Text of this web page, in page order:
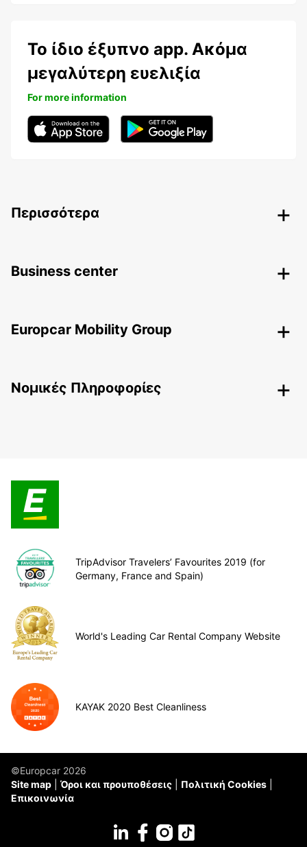
Το ίδιο έξυπνο app. Ακόμα
μεγαλύτερη ευελιξία
For more information
Περισσότερα
Business center
Europcar Mobility Group
Nομικές Πληροφορίες
TripAdvisor Travelers’ Favourites 2019 (for
Germany, France and Spain)
World's Leading Car Rental Company Website
KAYAK 2020 Best Cleanliness
©Europcar 2026
Site map
Όροι και προυποθέσεις
Πολιτική Cookies
Επικοινωνία